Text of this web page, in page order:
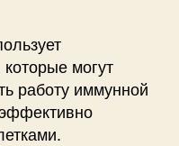
могут
работу иммунной